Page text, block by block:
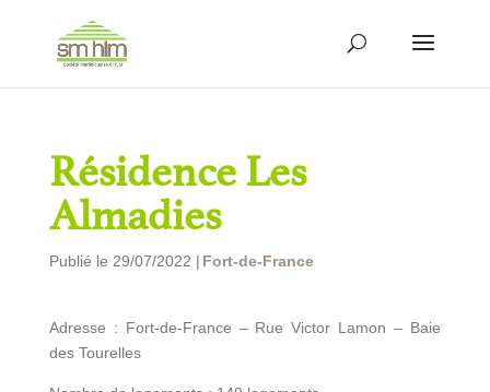
Résidence Les
Almadies
Publié le 29/07/2022 | Fort-de-France
Adresse : Fort-de-France – Rue Victor Lamon – Baie
des Tourelles